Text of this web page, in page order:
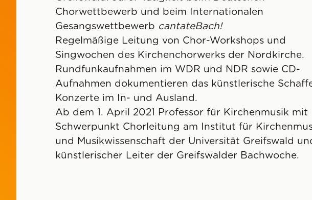
Chorwettbewerb und beim Internationalen
Gesangswettbewerb cantateBach!
Regelmäßige Leitung von Chor-Workshops und
Singwochen des Kirchenchorwerks der Nordkirche.
Rundfunkaufnahmen im WDR und NDR sowie CD-
Aufnahmen dokumentieren das künstlerische
Konzerte im In- und Ausland.
Ab dem 1. April 2021 Professor für Kirchenmusik mit
Schwerpunkt Chorleitung am Institut für
und Musikwissenschaft der Universität Greifswald
künstlerischer Leiter der Greifswalder Bachwoche.